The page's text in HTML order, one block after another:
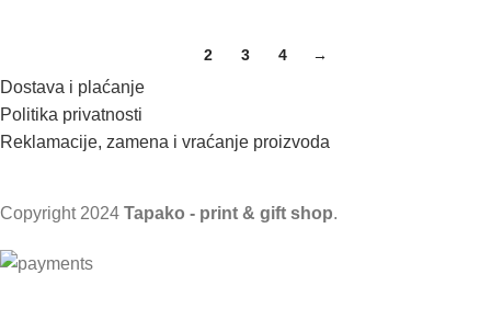
2 3 4 →
Dostava i plaćanje
Politika privatnosti
Reklamacije, zamena i vraćanje proizvoda
Copyright 2024 Tapako - print & gift shop.